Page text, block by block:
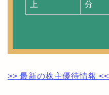
上
分
>> 最新の株主優待情報 <<